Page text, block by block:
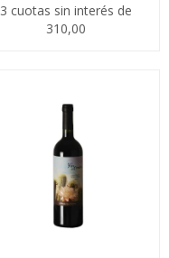
3 cuotas sin interés de
310,00